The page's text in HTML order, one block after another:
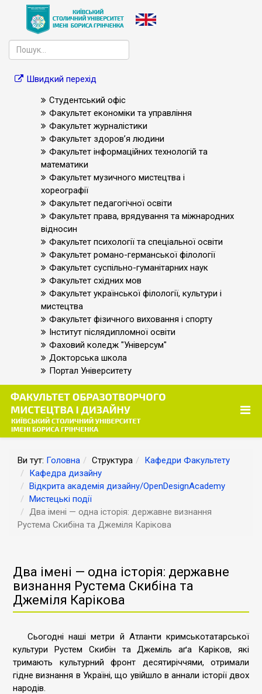
Швидкий перехід
Студентський офіс
Факультет економіки та управління
Факультет журналістики
Факультет здоров’я людини
Факультет інформаційних технологій та
математики
Факультет музичного мистецтва і
хореографії
Факультет педагогічної освіти
Факультет права, врядування та міжнародних
відносин
Факультет психології та спеціальної освіти
Факультет романо-германської філології
Факультет суспільно-гуманітарних наук
Факультет східних мов
Факультет української філології, культури і
мистецтва
Факультет фізичного виховання і спорту
Інститут післядипломної освіти
Фаховий коледж "Універсум"
Докторська школа
Портал Університету
Ви тут: Головна Структура
Кафедри Факультету
Кафедра дизайну
Відкрита академія дизайну/OpenDesignAcademy
Мистецькі події
Два імені — одна історія: державне визнання
Рустема Скибіна та Джеміля Карікова
Два імені — одна історія: державне
визнання Рустема Скибіна та
Джеміля Карікова
Сьогодні наші метри й Атланти кримськотатарської
культури Рустем Скибін та Джеміль аґа Каріков, які
тримають культурний фронт десятиріччями, отримали
гідне визнання в Україні, що увійшло в аннали історії двох
народів.